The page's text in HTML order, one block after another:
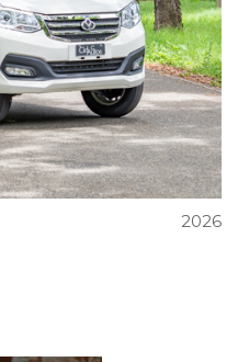
2026